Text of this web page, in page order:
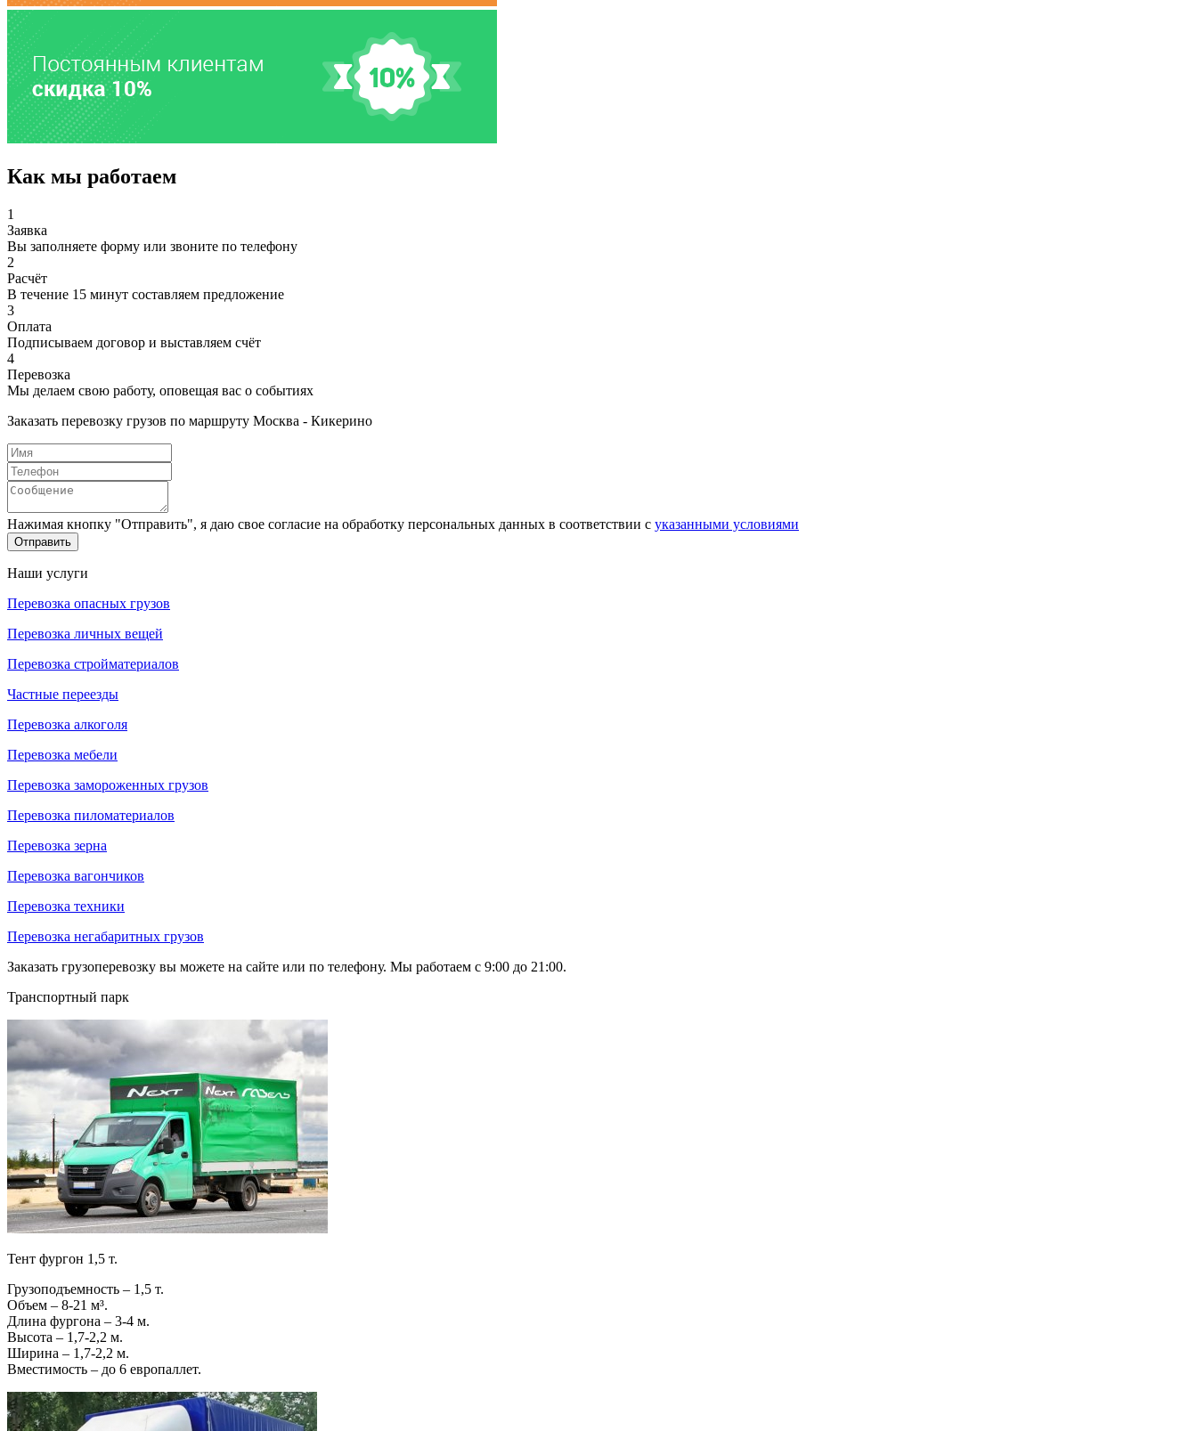
Как мы работаем
1
Заявка
Вы заполняете форму или звоните по телефону
2
Расчёт
В течение 15 минут составляем предложение
3
Оплата
Подписываем договор и выставляем счёт
4
Перевозка
Мы делаем свою работу, оповещая вас о событиях
Заказать перевозку грузов по маршруту Москва - Кикерино
Нажимая кнопку "Отправить", я даю свое согласие на обработку персональных данных в соответствии с указанными условиями
Отправить
Наши услуги
Перевозка опасных грузов
Перевозка личных вещей
Перевозка стройматериалов
Частные переезды
Перевозка алкоголя
Перевозка мебели
Перевозка замороженных грузов
Перевозка пиломатериалов
Перевозка зерна
Перевозка вагончиков
Перевозка техники
Перевозка негабаритных грузов
Заказать грузоперевозку вы можете на сайте или по телефону. Мы работаем с 9:00 до 21:00.
Транспортный парк
Тент фургон 1,5 т.
Грузоподъемность – 1,5 т.
Объем – 8-21 м³.
Длина фургона – 3-4 м.
Высота – 1,7-2,2 м.
Ширина – 1,7-2,2 м.
Вместимость – до 6 европаллет.